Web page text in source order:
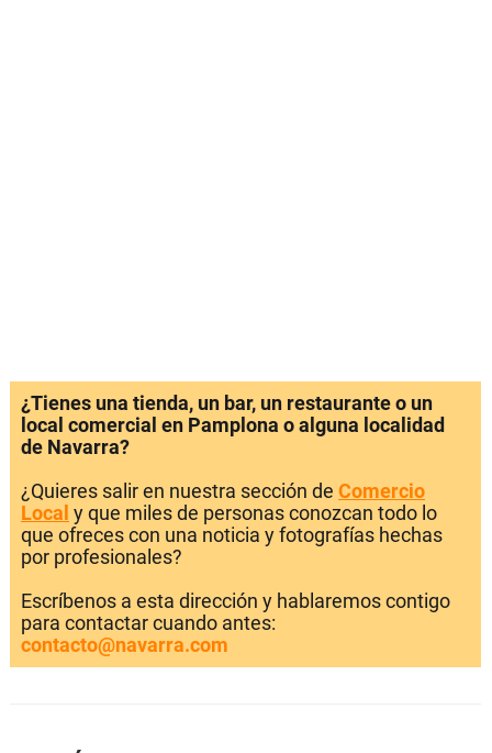
¿Tienes una tienda, un bar, un restaurante o un
local comercial en Pamplona o alguna localidad
de Navarra?
¿Quieres salir en nuestra sección de Comercio
Local y que miles de personas conozcan todo lo
que ofreces con una noticia y fotografías hechas
por profesionales?
Escríbenos a esta dirección y hablaremos contigo
para contactar cuando antes:
contacto@navarra.com